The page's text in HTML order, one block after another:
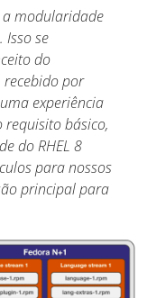
modularidade
Isso se
do
recebido por
experiência
requisito básico,
do RHEL 8
para nossos
principal para